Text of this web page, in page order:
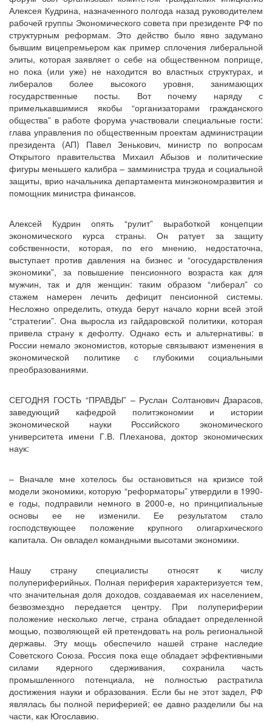
Алексея Кудрина, назначенного полгода назад руководителем
рабочей группы Экономического совета при президенте РФ по
структурным реформам. Это действо было явно задумано
бывшим вицепремьером как пример сплочения либеральной
элиты, которая заявляет о себе на общественном поприще,
но пока (или уже) не находится во властных структурах, и
либералов более высокого уровня, занимающих
государственные посты. Вот почему наряду с
примелькавшимися якобы “организаторами гражданского
общества” в работе форума участвовали специальные гости:
глава управления по общественным проектам администрации
президента (АП) Павел Зенькович, министр по вопросам
Открытого правительства Михаил Абызов и политические
фигуры меньшего калибра – замминистра труда и социальной
защиты, врио начальника департамента минэкономразвития и
помощник министра финансов.
Алексей Кудрин опять “рулит” выработкой концепции
экономического курса страны. Он ратует за защиту
собственности, которая, по его мнению, недостаточна,
выступает против давления на бизнес и “огосударствления
экономики”, за повышение пенсионного возраста как для
мужчин, так и для женщин: таким образом “либерал” со
стажем намерен лечить дефицит пенсионной системы.
Несложно определить, откуда берут начало корни всей этой
“стратегии”. Она выросла из гайдаровской политики, которая
привела страну к дефолту. Однако есть и альтернативы: в
России немало экономистов, которые связывают изменения в
экономической политике с глубокими социальными
преобразованиями.
СЕГОДНЯ ГОСТЬ “ПРАВДЫ” – Руслан Солтанович Дзарасов,
заведующий кафедрой политэкономии и истории
экономической науки Российского экономического
университета имени Г.В. Плеханова, доктор экономических
наук:
– Вначале мне хотелось бы остановиться на кризисе той
модели экономики, которую “реформаторы” утвердили в 1990-
е годы, подправили немного в 2000-е, но принципиальные
основы ее не изменили. Ее результатом стало
господствующее положение крупного олигархического
капитала. Он овладел командными высотами экономики.
Нашу страну специалисты относят к числу
полупериферийных. Полная периферия характеризуется тем,
что значительная доля доходов, создаваемая их населением,
безвозмездно передается центру. При полупериферии
положение несколько легче, страна обладает определенной
мощью, позволяющей ей претендовать на роль региональной
державы. Эту мощь обеспечило нашей стране наследие
Советского Союза. Россия пока еще обладает эффективными
силами ядерного сдерживания, сохранила часть
промышленного потенциала, не полностью растратила
достижения науки и образования. Если бы не этот задел, РФ
являлась бы полной периферией; ее давно разделили бы на
части, как Югославию.